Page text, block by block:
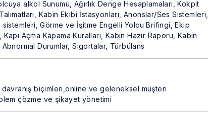
alkol Sunumu, Ağırlık Denge Hesaplamaları, Kokpit
Talimatları, Kabin Ekibi İstasyonları, Anonslar/Ses Sistemleri,
sistemleri, Görme ve İşitme Engelli Yolcu Brifingi, Ekip
Açma Kapama Kuralları, Kabin Hazır Raporu, Kabin
Abnormal Durumlar, Sigortalar, Türbülans
biçimleri,online ve geleneksel müşteri
çözme ve şikayet yönetimi